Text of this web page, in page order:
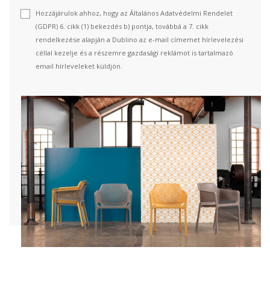
Hozzájárulok ahhoz, hogy az Általános Adatvédelmi Rendelet
(GDPR) 6. cikk (1) bekezdés b) pontja, továbbá a 7. cikk
rendelkezése alapján a Dublino az e-mail címemet hírlevelezési
céllal kezelje és a részemre gazdasági reklámot is tartalmazó
email hírleveleket küldjön.